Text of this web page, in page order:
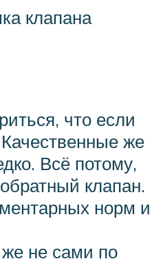
клапана
что если
же
Всё потому,
клапан.
норм и
же не сами по